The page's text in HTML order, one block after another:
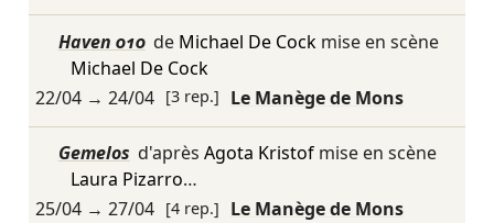
Haven 010 de Michael De Cockmise en scène
Michael De Cock
22/04→ 24/04 [3 rep.] Le Manège de Mons
Gemelos d'après Agota Kristofmise en scène
Laura Pizarro…
25/04→ 27/04 [4 rep.] Le Manège de Mons